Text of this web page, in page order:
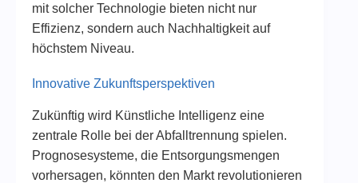
mit solcher Technologie bieten nicht nur
Effizienz, sondern auch Nachhaltigkeit auf
höchstem Niveau.
Innovative Zukunftsperspektiven
Zukünftig wird Künstliche Intelligenz eine
zentrale Rolle bei der Abfalltrennung spielen.
Prognosesysteme, die Entsorgungsmengen
vorhersagen, könnten den Markt revolutionieren